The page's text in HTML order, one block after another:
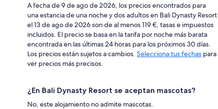
A fecha de 9 de ago de 2026, los precios encontrados para
una estancia de una noche y dos adultos en Bali Dynasty Resort
el 13 de ago de 2026 son de al menos 119 €, tasas e impuestos
incluidos. El precio se basa en la tarifa por noche más barata
encontrada en las últimas 24 horas para los próximos 30 días.
Los precios están sujetos a cambios. Selecciona tus fechas para
ver precios más precisos.
¿En Bali Dynasty Resort se aceptan mascotas?
No, este alojamiento no admite mascotas.